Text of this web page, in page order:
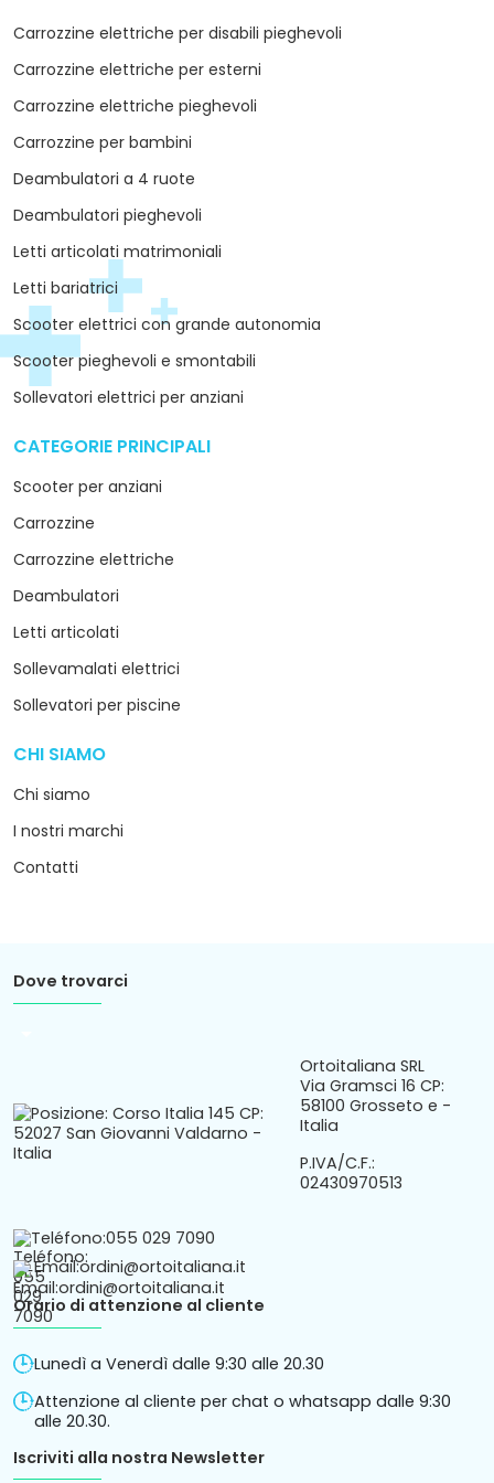
Carrozzine elettriche per disabili pieghevoli
Carrozzine elettriche per esterni
Carrozzine elettriche pieghevoli
Carrozzine per bambini
Deambulatori a 4 ruote
Deambulatori pieghevoli
Letti articolati matrimoniali
Letti bariatrici
Scooter elettrici con grande autonomia
Scooter pieghevoli e smontabili
Sollevatori elettrici per anziani
CATEGORIE PRINCIPALI
Scooter per anziani
Carrozzine
Carrozzine elettriche
Deambulatori
Letti articolati
Sollevamalati elettrici
Sollevatori per piscine
CHI SIAMO
Chi siamo
I nostri marchi
Contatti
Dove trovarci
Ortoitaliana SRL
Via Gramsci 16 CP:
58100 Grosseto e -
Italia
P.IVA/C.F.:
02430970513
Teléfono:055 029 7090
Email:ordini@ortoitaliana.it
Orario di attenzione al cliente
Lunedì a Venerdì dalle 9:30 alle 20.30
Attenzione al cliente per chat o whatsapp dalle 9:30
alle 20.30.
Iscriviti alla nostra Newsletter